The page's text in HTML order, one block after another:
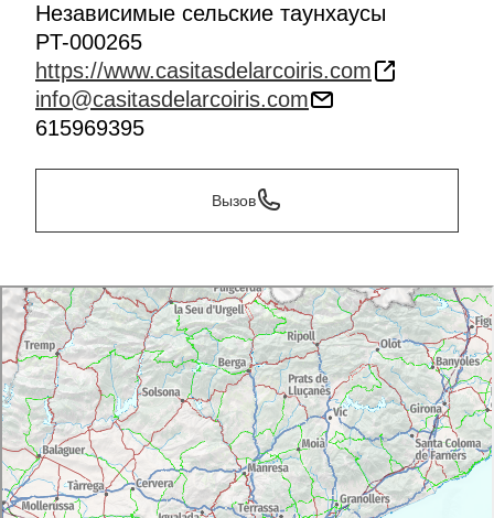
Независимые сельские таунхаусы
PT-000265
https://www.casitasdelarcoiris.com
info@casitasdelarcoiris.com
615969395
Вызов